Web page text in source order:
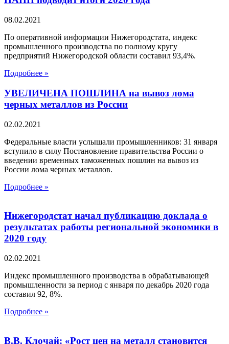
08.02.2021
По оперативной информации Нижегородстата, индекс
промышленного производства по полному кругу
предприятий Нижегородской области составил 93,4%.
Подробнее »
УВЕЛИЧЕНА ПОШЛИНА на вывоз лома
черных металлов из России
02.02.2021
Федеральные власти услышали промышленников: 31 января
вступило в силу Постановление правительства России о
введении временных таможенных пошлин на вывоз из
России лома черных металлов.
Подробнее »
Нижегородстат начал публикацию доклада о
результатах работы региональной экономики в
2020 году
02.02.2021
Индекс промышленного производства в обрабатывающей
промышленности за период с января по декабрь 2020 года
составил 92, 8%.
Подробнее »
В.В. Клочай: «Рост цен на металл становится